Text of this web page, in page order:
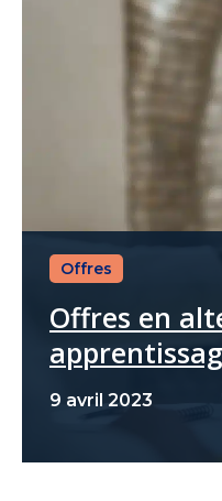
Offres
Offres en
9 avril 2023